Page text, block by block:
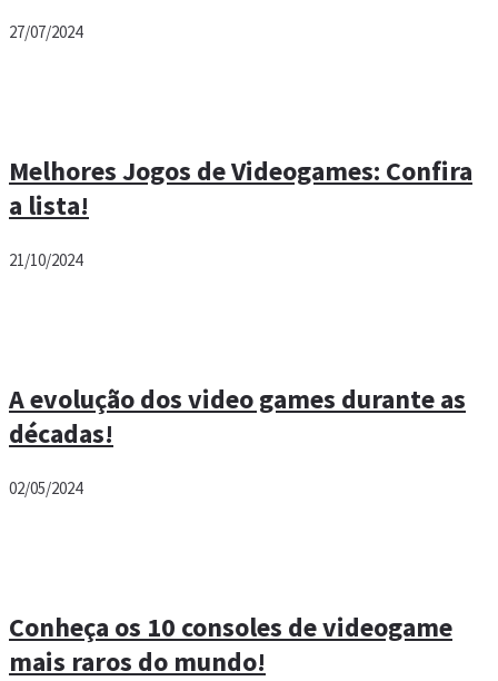
27/07/2024
Melhores Jogos de Videogames: Confira
a lista!
21/10/2024
A evolução dos video games durante as
décadas!
02/05/2024
Conheça os 10 consoles de videogame
mais raros do mundo!